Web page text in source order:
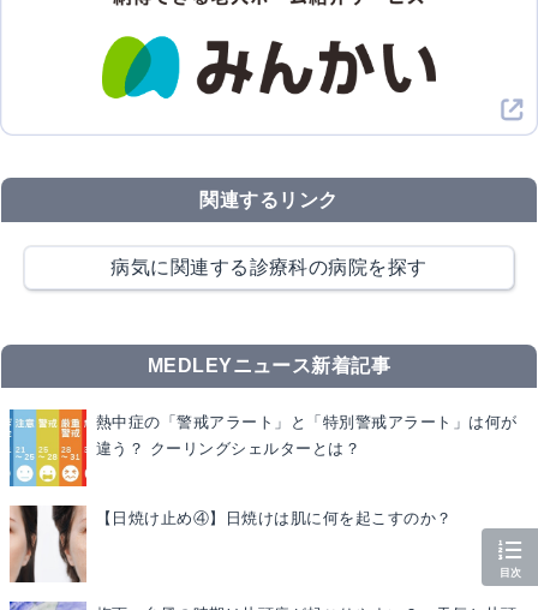
関連するリンク
病気に関連する診療科の病院を探す
MEDLEYニュース新着記事
熱中症の「警戒アラート」と「特別警戒アラート」は何が
違う？ クーリングシェルターとは？
【日焼け止め④】日焼けは肌に何を起こすのか？
目次